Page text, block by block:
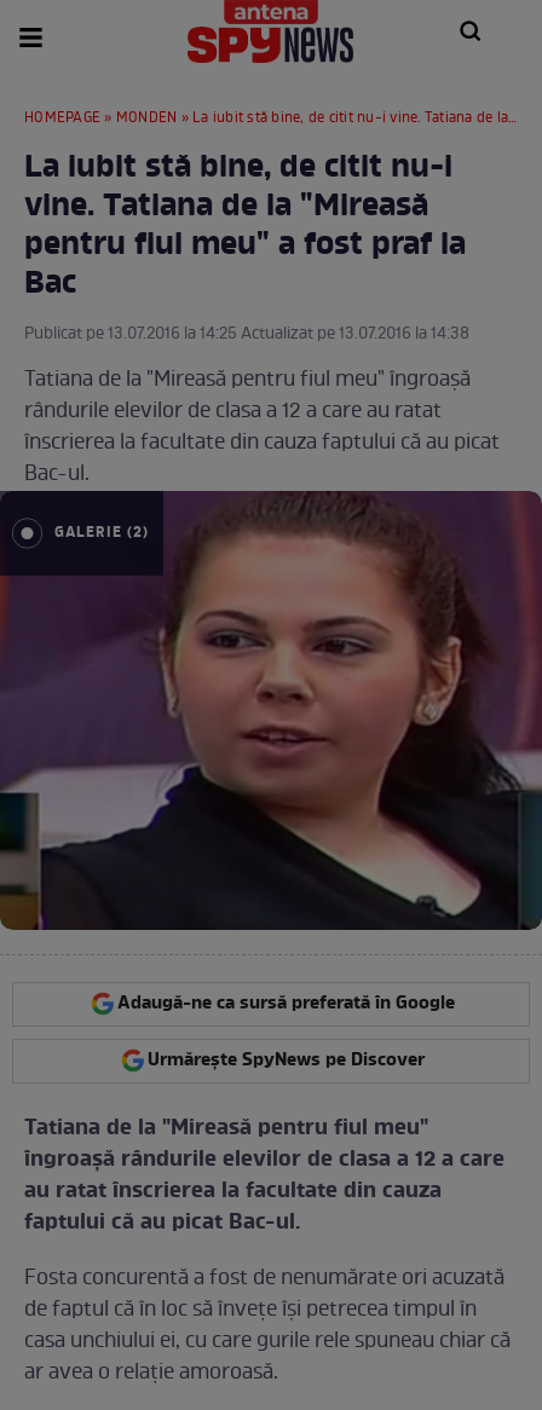
HOMEPAGE » MONDEN » La iubit stă bine, de citit nu-i vine. Tatiana de la "Mireasă pentru fiul meu" a fost praf la Bac
La iubit stă bine, de citit nu-i
vine. Tatiana de la "Mireasă
pentru fiul meu" a fost praf la
Bac
Publicat pe 13.07.2016 la 14:25 Actualizat pe 13.07.2016 la 14:38
Tatiana de la "Mireasă pentru fiul meu" îngroaşă
rândurile elevilor de clasa a 12 a care au ratat
înscrierea la facultate din cauza faptului că au picat
Bac-ul.
GALERIE (2)
Adaugă-ne ca sursă preferată în Google
Urmărește SpyNews pe Discover
Tatiana de la "Mireasă pentru fiul meu"
îngroaşă rândurile elevilor de clasa a 12 a care
au ratat înscrierea la facultate din cauza
faptului că au picat Bac-ul.
Fosta concurentă a fost de nenumărate ori acuzată
de faptul că în loc să înveţe îşi petrecea timpul în
casa unchiului ei, cu care gurile rele spuneau chiar că
ar avea o relaţie amoroasă.